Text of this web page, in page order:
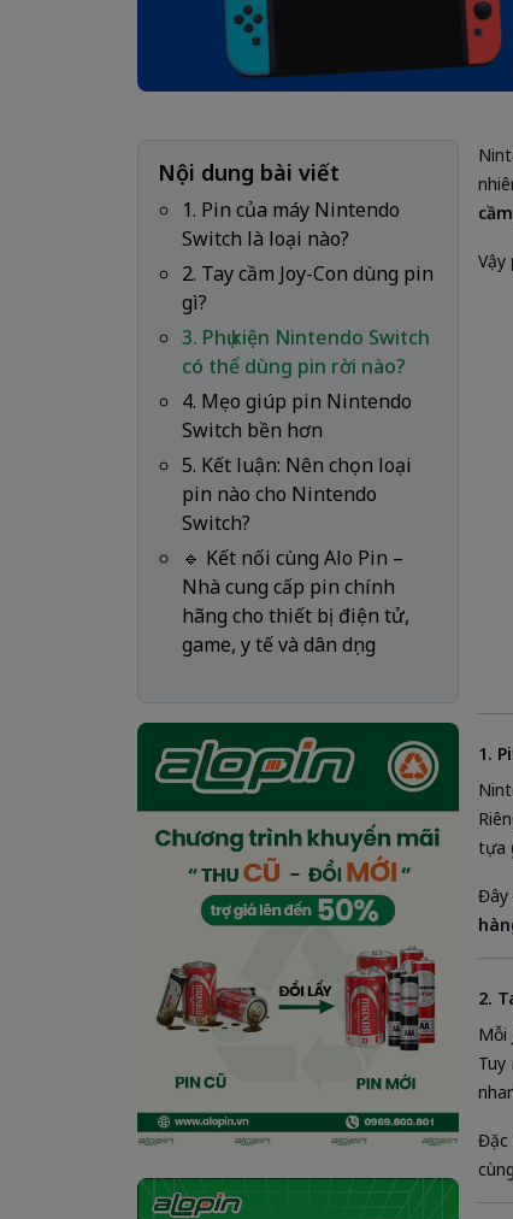
Nội dung bài viết
1. Pin của máy Nintendo
Switch là loại nào?
2. Tay cầm Joy-Con dùng pin
gì?
3. Phụ kiện Nintendo Switch
có thể dùng pin rời nào?
4. Mẹo giúp pin Nintendo
Switch bền hơn
5. Kết luận: Nên chọn loại
pin nào cho Nintendo
Switch?
🔹 Kết nối cùng Alo Pin –
Nhà cung cấp pin chính
hãng cho thiết bị điện tử,
game, y tế và dân dụng
Vậy
1.
tựa
Đây
2.
Mỗi
Đặc